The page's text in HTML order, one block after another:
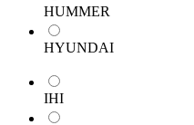
HUMMER
HYUNDAI
IHI